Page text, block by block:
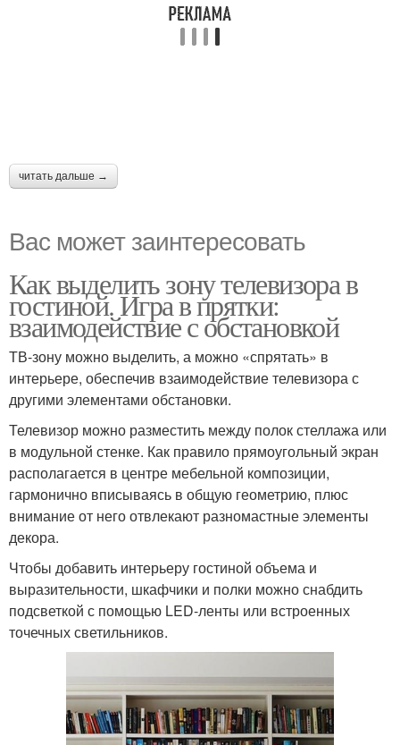
читать дальше →
Вас может заинтересовать
Как выделить зону телевизора в
гостиной. Игра в прятки:
взаимодействие с обстановкой
ТВ-зону можно выделить, а можно «спрятать» в
интерьере, обеспечив взаимодействие телевизора с
другими элементами обстановки.
Телевизор можно разместить между полок стеллажа или
в модульной стенке. Как правило прямоугольный экран
располагается в центре мебельной композиции,
гармонично вписываясь в общую геометрию, плюс
внимание от него отвлекают разномастные элементы
декора.
Чтобы добавить интерьеру гостиной объема и
выразительности, шкафчики и полки можно снабдить
подсветкой с помощью LED-ленты или встроенных
точечных светильников.